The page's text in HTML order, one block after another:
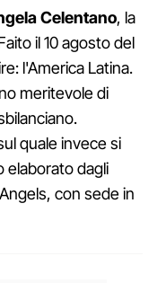
Celentano, la
il 10 agosto del
l'America Latina.
meritevole di
quale invece si
elaborato dagli
con sede in